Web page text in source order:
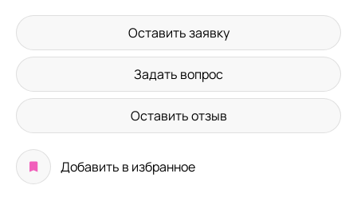
Оставить заявку
Задать вопрос
Оставить отзыв
Добавить в избранное